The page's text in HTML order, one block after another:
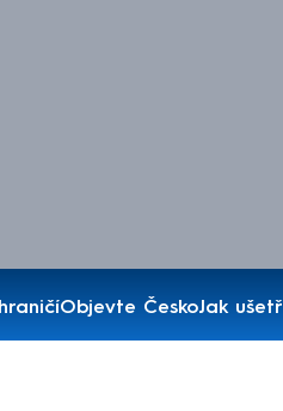
Objevte ČeskoJak